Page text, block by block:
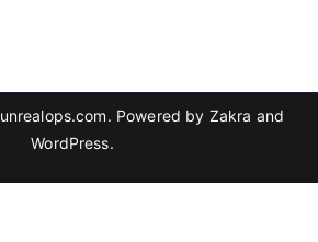
unrealops.com. Powered by Zakra and
WordPress.